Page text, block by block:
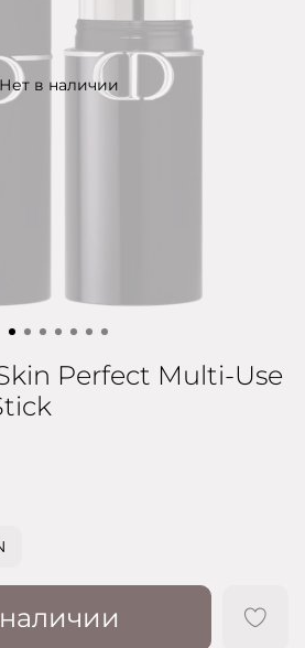
Нет в наличии
Perfect Multi-Use